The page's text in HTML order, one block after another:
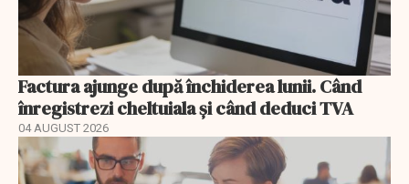
Factura ajunge după închiderea lunii. Când
înregistrezi cheltuiala și când deduci TVA
04 AUGUST 2026